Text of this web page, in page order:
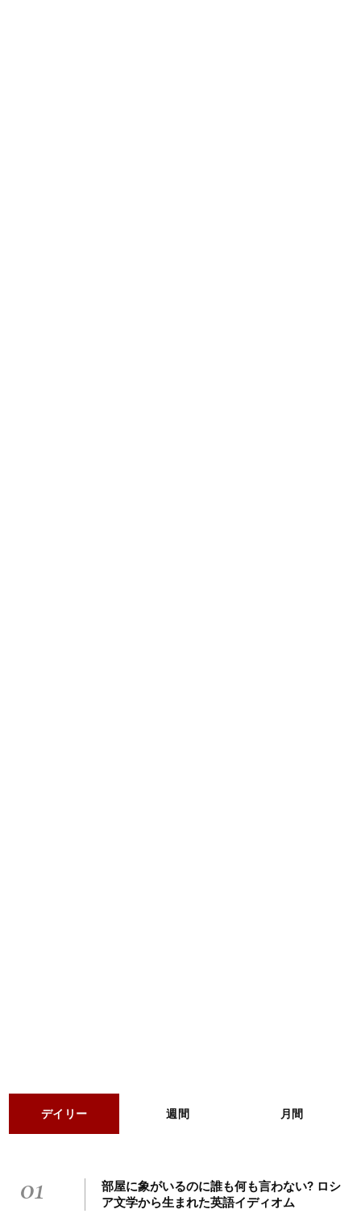
デイリー 週間 月間
01
部屋に象がいるのに誰も何も言わない? ロシ
ア文学から生まれた英語イディオム